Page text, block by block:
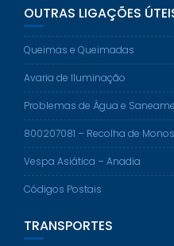
OUTRAS LIGAÇÕES
Queimas e Queimadas
Avaria de Iluminação
Problemas de Água e
800207081 – Recolha de
Vespa Asiática – Anadia
Códigos Postais
TRANSPORTES